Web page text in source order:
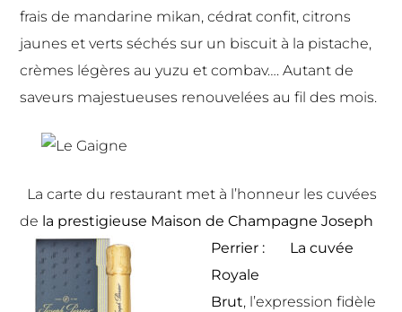
frais de mandarine mikan, cédrat confit, citrons
jaunes et verts séchés sur un biscuit à la pistache,
crèmes légères au yuzu et combav…. Autant de
saveurs majestueuses renouvelées au fil des mois.
La carte du restaurant met à l’honneur les cuvées
de la prestigieuse Maison de Champagne Joseph
Perrier :
La cuvée
Royale
Brut, l’expression fidèle